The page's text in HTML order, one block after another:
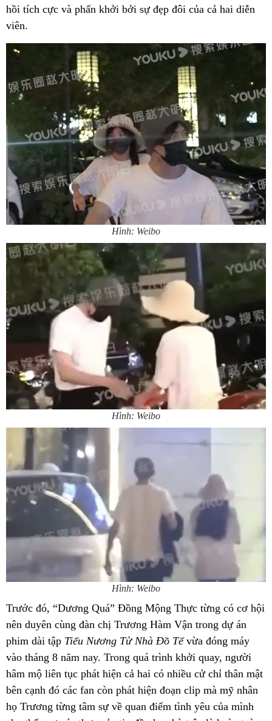
hồi tích cực và phấn khởi bởi sự đẹp đôi của cả hai diễn
viên.
Hình: Weibo
Hình: Weibo
Hình: Weibo
Trước đó, “Dương Quá” Đồng Mộng Thực từng có cơ hội
nên duyên cùng đàn chị Trương Hàm Vận trong dự án
phim dài tập Tiểu Nương Tử Nhà Đồ Tểvừa đóng máy
vào tháng 8 năm nay. Trong quá trình khởi quay, người
hâm mộ liên tục phát hiện cả hai có nhiều cử chỉ thân mật
bên cạnh đó các fan còn phát hiện đoạn clip mà mỹ nhân
họ Trương từng tâm sự về quan điểm tình yêu của mình